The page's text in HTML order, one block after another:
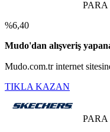
%6,40
Mudo'dan alışveriş
Mudo.com.tr internet
TIKLA KAZAN